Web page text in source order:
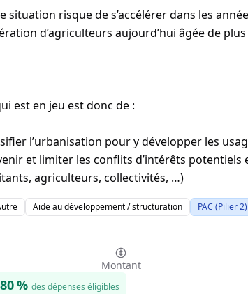
situation risque de s’accélérer dans les
d’agriculteurs aujourd’hui âgée de plus
est en jeu est donc de :
l’urbanisation pour y développer les
et limiter les conflits d’intérêts
agriculteurs, collectivités, …)
Aide au développement / structuration PAC (Pilier 2)
Montant
80 % des dépenses éligibles